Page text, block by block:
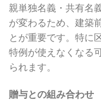
親単独名義・共有名
が変わるため、建築
とが重要です。特に
特例が使えなくなる
られます。
贈与との組み合わせ